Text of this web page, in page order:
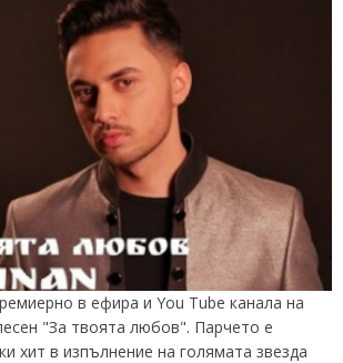
в ефира и You Tube канала на
"За твоята любов". Парчето е
хит в изпълнение на голямата звезда